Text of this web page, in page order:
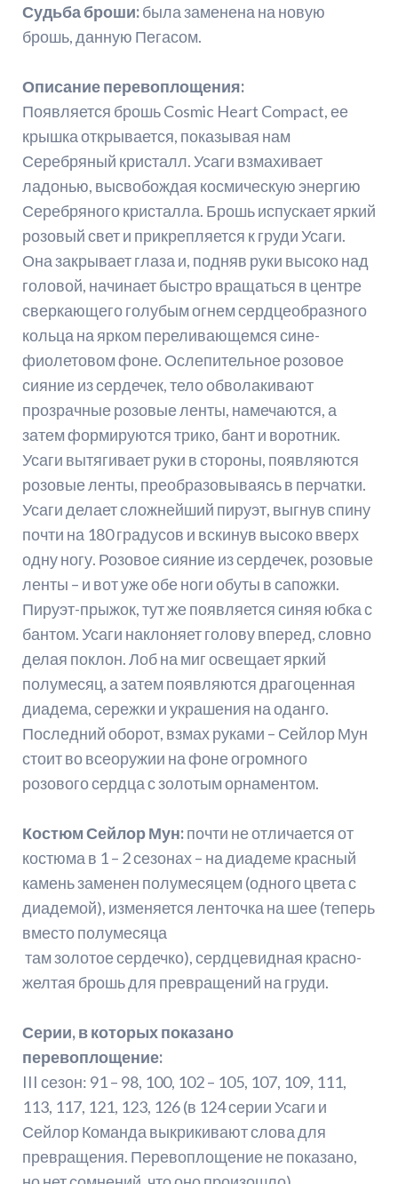
Судьба броши:была заменена на новую
брошь, данную Пегасом.
Описание перевоплощения:
Появляется брошь Cosmic Heart Compact, ее
крышка открывается, показывая нам
Серебряный кристалл. Усаги взмахивает
ладонью, высвобождая космическую энергию
Серебряного кристалла. Брошь испускает яркий
розовый свет и прикрепляется к груди Усаги.
Она закрывает глаза и, подняв руки высоко над
головой, начинает быстро вращаться в центре
сверкающего голубым огнем сердцеобразного
кольца на ярком переливающемся сине-
фиолетовом фоне. Ослепительное розовое
сияние из сердечек, тело обволакивают
прозрачные розовые ленты, намечаются, а
затем формируются трико, бант и воротник.
Усаги вытягивает руки в стороны, появляются
розовые ленты, преобразовываясь в перчатки.
Усаги делает сложнейший пируэт, выгнув спину
почти на 180 градусов и вскинув высоко вверх
одну ногу. Розовое сияние из сердечек, розовые
ленты – и вот уже обе ноги обуты в сапожки.
Пируэт-прыжок, тут же появляется синяя юбка с
бантом. Усаги наклоняет голову вперед, словно
делая поклон. Лоб на миг освещает яркий
полумесяц, а затем появляются драгоценная
диадема, сережки и украшения на оданго.
Последний оборот, взмах руками – Сейлор Мун
стоит во всеоружии на фоне огромного
розового сердца с золотым орнаментом.
Костюм Сейлор Мун:почти не отличается от
костюма в 1 – 2 сезонах – на диадеме красный
камень заменен полумесяцем (одного цвета с
диадемой), изменяется ленточка на шее (теперь
вместо полумесяца
там золотое сердечко), сердцевидная красно-
желтая брошь для превращений на груди.
Серии, в которых показано
перевоплощение:
III сезон: 91 – 98, 100, 102 – 105, 107, 109, 111,
113, 117, 121, 123, 126 (в 124 серии Усаги и
Сейлор Команда выкрикивают слова для
превращения. Перевоплощение не показано,